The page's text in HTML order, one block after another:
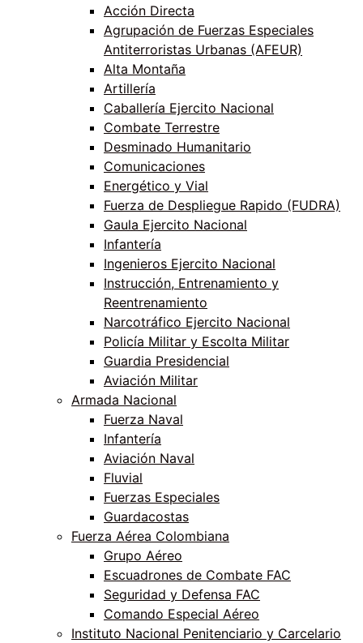
Acción Directa
Agrupación de Fuerzas Especiales
Antiterroristas Urbanas (AFEUR)
Alta Montaña
Artillería
Caballería Ejercito Nacional
Combate Terrestre
Desminado Humanitario
Comunicaciones
Energético y Vial
Fuerza de Despliegue Rapido (FUDRA)
Gaula Ejercito Nacional
Infantería
Ingenieros Ejercito Nacional
Instrucción, Entrenamiento y
Reentrenamiento
Narcotráfico Ejercito Nacional
Policía Militar y Escolta Militar
Guardia Presidencial
Aviación Militar
Armada Nacional
Fuerza Naval
Infantería
Aviación Naval
Fluvial
Fuerzas Especiales
Guardacostas
Fuerza Aérea Colombiana
Grupo Aéreo
Escuadrones de Combate FAC
Seguridad y Defensa FAC
Comando Especial Aéreo
Instituto Nacional Penitenciario y Carcelario